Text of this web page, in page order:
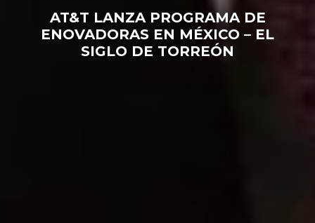
AT&T LANZA PROGRAMA DE
ENOVADORAS EN MÉXICO – EL
SIGLO DE TORREÓN